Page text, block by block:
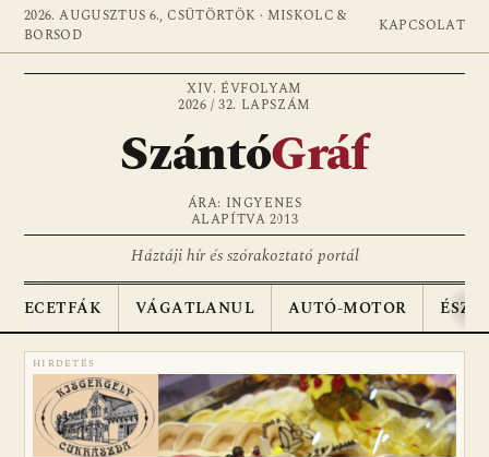
2026. AUGUSZTUS 6., CSÜTÖRTÖK · MISKOLC &
BORSOD
KAPCSOLAT
XIV. ÉVFOLYAM
2026 / 32. LAPSZÁM
SzántóGráf
ÁRA: INGYENES
ALAPÍTVA 2013
Háztáji hír és szórakoztató portál
ECETFÁK VÁGATLANUL AUTÓ-MOTOR
HIRDETÉS